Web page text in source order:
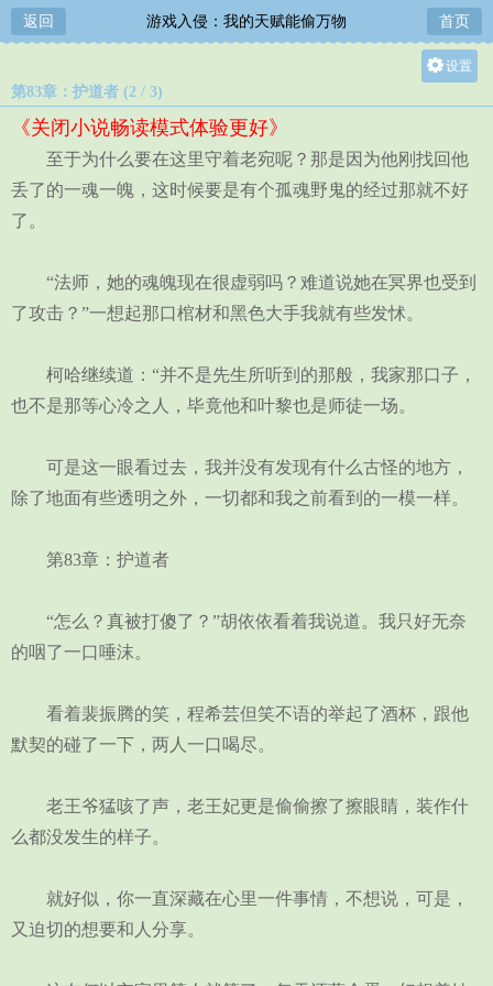
返回 游戏入侵：我的天赋能偷万物 首页
设置
中
小
第83章：护道者 (2 / 3)
《关闭小说畅读模式体验更好》
至于为什么要在这里守着老宛呢？那是因为他刚找回他
丢了的一魂一魄，这时候要是有个孤魂野鬼的经过那就不好
了。
“法师，她的魂魄现在很虚弱吗？难道说她在冥界也受到
了攻击？”一想起那口棺材和黑色大手我就有些发怵。
柯哈继续道：“并不是先生所听到的那般，我家那口子，
也不是那等心冷之人，毕竟他和叶黎也是师徒一场。
可是这一眼看过去，我并没有发现有什么古怪的地方，
除了地面有些透明之外，一切都和我之前看到的一模一样。
第83章：护道者
“怎么？真被打傻了？”胡依依看着我说道。我只好无奈
的咽了一口唾沫。
看着裴振腾的笑，程希芸但笑不语的举起了酒杯，跟他
默契的碰了一下，两人一口喝尽。
老王爷猛咳了声，老王妃更是偷偷擦了擦眼睛，装作什
么都没发生的样子。
就好似，你一直深藏在心里一件事情，不想说，可是，
又迫切的想要和人分享。